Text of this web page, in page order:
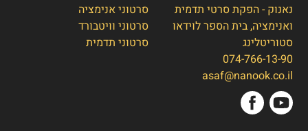
נאנוק - הפקת סרטי תדמית
ואנימציה, בית הספר לוידאו
סטוריטלינג
074-766-13-90
asaf@nanook.co.il
סרטוני אנימציה
סרטוני וויטבורד
סרטוני תדמית